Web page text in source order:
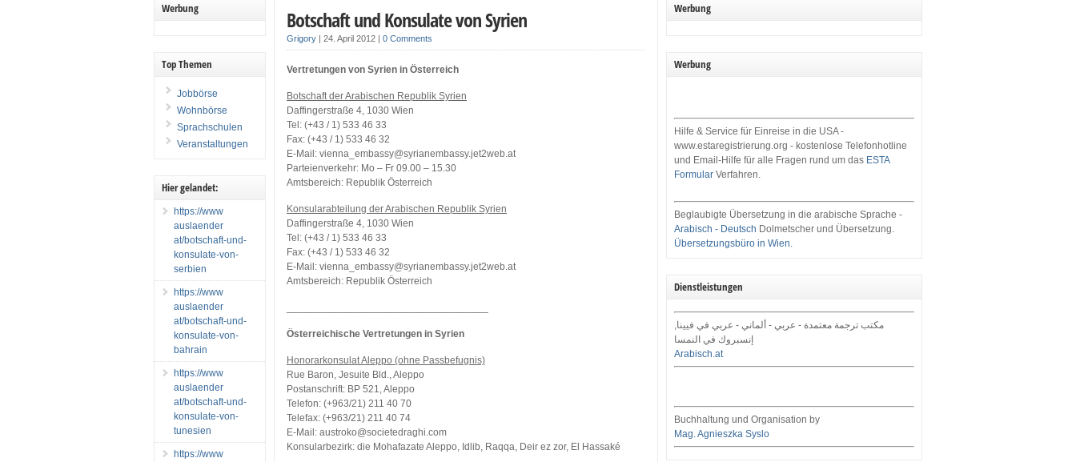
Botschaft und Konsulate von Syrien
Grigory |24. April 2012 |0 Comments
Vertretungen von Syrien in Österreich
Botschaft der Arabischen Republik Syrien
Daffingerstraße 4, 1030 Wien
Tel: (+43 / 1) 533 46 33
Fax: (+43 / 1) 533 46 32
E-Mail: vienna_embassy@syrianembassy.jet2web.at
Parteienverkehr: Mo – Fr 09.00 – 15.30
Amtsbereich: Republik Österreich
Konsularabteilung der Arabischen Republik Syrien
Daffingerstraße 4, 1030 Wien
Tel: (+43 / 1) 533 46 33
Fax: (+43 / 1) 533 46 32
E-Mail: vienna_embassy@syrianembassy.jet2web.at
Amtsbereich: Republik Österreich
Österreichische Vertretungen in Syrien
Honorarkonsulat Aleppo (ohne Passbefugnis)
Rue Baron, Jesuite Bld., Aleppo
Postanschrift: BP 521, Aleppo
Telefon: (+963/21) 211 40 70
Telefax: (+963/21) 211 40 74
E-Mail: austroko@societedraghi.com
Konsularbezirk: die Mohafazate Aleppo, Idlib, Raqqa, Deir ez zor, El Hassaké
Werbung
Top Themen
Jobbörse
Wohnbörse
Sprachschulen
Veranstaltungen
Hier gelandet:
https://www
auslaender
at/botschaft-und-
konsulate-von-
serbien
https://www
auslaender
at/botschaft-und-
konsulate-von-
bahrain
https://www
auslaender
at/botschaft-und-
konsulate-von-
tunesien
https://www
Werbung
Werbung
Hilfe & Service für Einreise in die USA -
www.estaregistrierung.org - kostenlose Telefonhotline
und Email-Hilfe für alle Fragen rund um das ESTA
Formular Verfahren.
Beglaubigte Übersetzung in die arabische Sprache -
Arabisch - Deutsch Dolmetscher und Übersetzung.
Übersetzungsbüro in Wien.
Dienstleistungen
مكتب ترجمة معتمدة - عربي - ألماني - عربي في فيينا,
إنسبروك في النمسا
Arabisch.at
Buchhaltung und Organisation by
Mag. Agnieszka Syslo